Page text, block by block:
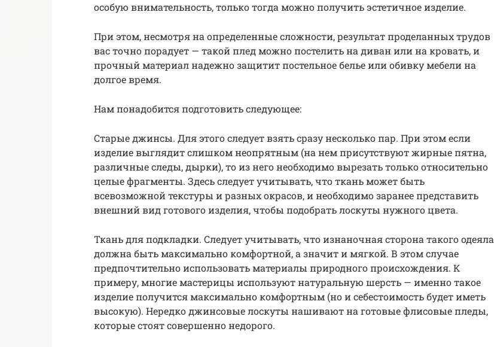
особую внимательность, только тогда можно получить эстетичное изделие.
При этом, несмотря на определенные сложности, результат проделанных трудов
вас точно порадует — такой плед можно постелить на диван или на кровать, и
прочный материал надежно защитит постельное белье или обивку мебели на
долгое время.
Нам понадобится подготовить следующее:
Старые джинсы. Для этого следует взять сразу несколько пар. При этом если
изделие выглядит слишком неопрятным (на нем присутствуют жирные пятна,
различные следы, дырки), то из него необходимо вырезать только относительно
целые фрагменты. Здесь следует учитывать, что ткань может быть
всевозможной текстуры и разных окрасов, и необходимо заранее представить
внешний вид готового изделия, чтобы подобрать лоскуты нужного цвета.
Ткань для подкладки. Следует учитывать, что изнаночная сторона такого одеяла
должна быть максимально комфортной, а значит и мягкой. В этом случае
предпочтительно использовать материалы природного происхождения. К
примеру, многие мастерицы используют натуральную шерсть — именно такое
изделие получится максимально комфортным (но и себестоимость будет иметь
высокую). Нередко джинсовые лоскуты нашивают на готовые флисовые пледы,
которые стоят совершенно недорого.